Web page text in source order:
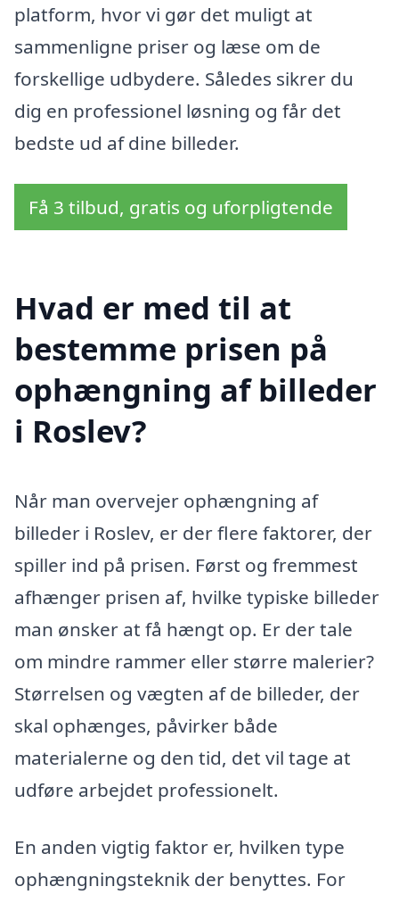
platform, hvor vi gør det muligt at
sammenligne priser og læse om de
forskellige udbydere. Således sikrer du
dig en professionel løsning og får det
bedste ud af dine billeder.
Få 3 tilbud, gratis og uforpligtende
Hvad er med til at
bestemme prisen på
ophængning af billeder
i Roslev?
Når man overvejer ophængning af
billeder i Roslev, er der flere faktorer, der
spiller ind på prisen. Først og fremmest
afhænger prisen af, hvilke typiske billeder
man ønsker at få hængt op. Er der tale
om mindre rammer eller større malerier?
Størrelsen og vægten af de billeder, der
skal ophænges, påvirker både
materialerne og den tid, det vil tage at
udføre arbejdet professionelt.
En anden vigtig faktor er, hvilken type
ophængningsteknik der benyttes. For